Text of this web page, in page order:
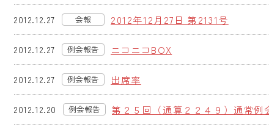
2012.12.27 会報 2012年12月27日 第2131号
2012.12.27
例会報告
ニコニコBOX
2012.12.27
例会報告
出席率
2012.12.20
例会報告
第２５回（通算２２４９）通常例